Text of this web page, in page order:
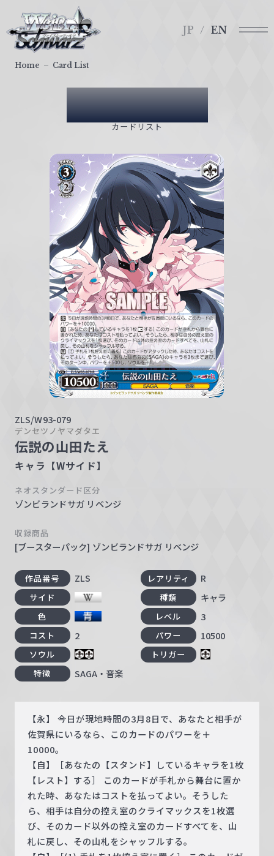
ァ
イ
JP EN
Card List
カードリスト
Home Card List
ZLS/W93-079
デンセツノヤマダタエ
伝説の山田たえ
キャラ【Wサイド】
ネオスタンダード区分
ゾンビランドサガ リベンジ
収録商品
[ブースターパック] ゾンビランドサガ リベンジ
作品番号 ZLS レアリティ R
サイド 種類 キャラ
色 レベル 3
コスト 2 パワー 10500
ソウル
トリガー
特徴
SAGA・音楽
【永】 今日が現地時間の3月8日で、あなたと相手が
佐賀県にいるなら、このカードのパワーを＋
10000。
【自】［あなたの【スタンド】しているキャラを1枚
【レスト】する］ このカードが手札から舞台に置か
れた時、あなたはコストを払ってよい。そうした
ら、相手は自分の控え室のクライマックスを1枚選
び、そのカード以外の控え室のカードすべてを、山
札に戻し、その山札をシャッフルする。